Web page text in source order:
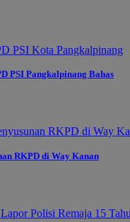
PSI Pangkalpinang Bahas
RKPD di Way Kanan